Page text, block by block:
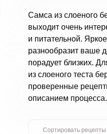
Самса из слоеного
выходит очень
и питательной.
разнообразит ваше
порадует близких.
из слоеного теста
проверенные
описанием процесса.
Сортировать рецепты